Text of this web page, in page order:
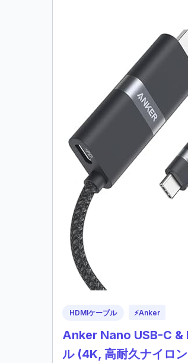
HDMIケーブル ⚡Anker
Anker Nano USB-C &
ル (4K, 高耐久ナイロ